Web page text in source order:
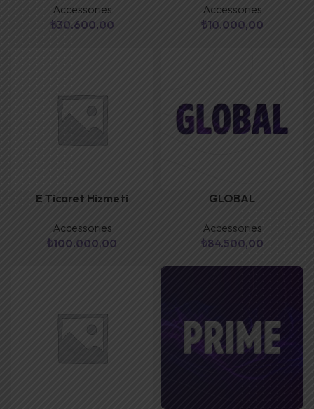
Accessories
₺30.600,00
Accessories
₺10.000,00
E Ticaret Hizmeti
Accessories
₺100.000,00
GLOBAL
Accessories
₺84.500,00